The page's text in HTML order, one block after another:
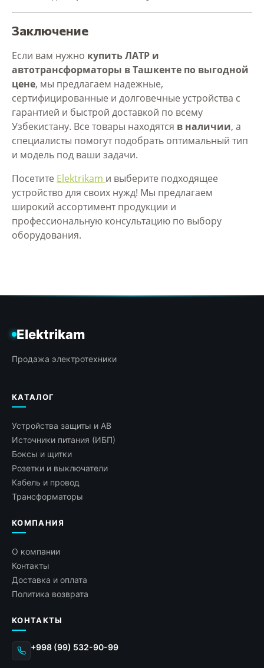
Заключение
Если вам нужно купить ЛАТР и
автотрансформаторы в Ташкенте по выгодной
цене, мы предлагаем надежные,
сертифицированные и долговечные устройства с
гарантией и быстрой доставкой по всему
Узбекистану. Все товары находятся в наличии, а
специалисты помогут подобрать оптимальный тип
и модель под ваши задачи.
Посетите Elektrikam и выберите подходящее
устройство для своих нужд! Мы предлагаем
широкий ассортимент продукции и
профессиональную консультацию по выбору
оборудования.
Elektrikam
Продажа электротехники
КАТАЛОГ
Устройства защиты и АВ
Источники питания (ИБП)
Боксы и щитки
Розетки и выключатели
Кабель и провод
Трансформаторы
КОМПАНИЯ
О компании
Контакты
Доставка и оплата
Политика возврата
КОНТАКТЫ
+998 (99) 532-90-99